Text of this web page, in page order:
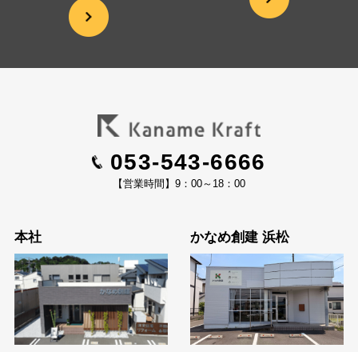
053-543-6666
【営業時間】9：00～18：00
本社 かなめ創建 浜松